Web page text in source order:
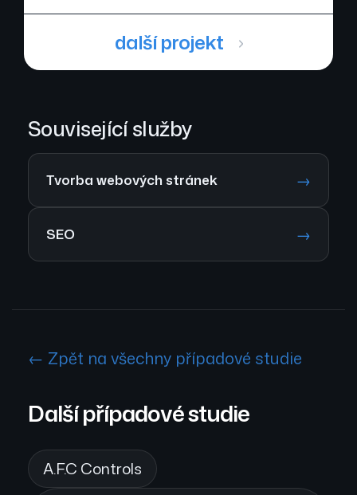
další projekt
Související služby
Tvorba webových stránek →
SEO →
← Zpět na všechny případové studie
Další případové studie
A.F.C Controls